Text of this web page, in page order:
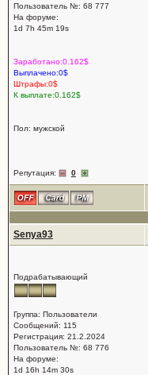
Пользователь №: 68 777
На форуме:
1d 7h 45m 19s
Заработано:0.162$
Выплачено:0$
Штрафы:0$
К выплате:0.162$
Пол: мужской
Репутация: 0
Senya93
Подрабатывающий
Группа: Пользователи
Сообщений: 115
Регистрация: 21.2.2024
Пользователь №: 68 776
На форуме:
1d 16h 14m 30s